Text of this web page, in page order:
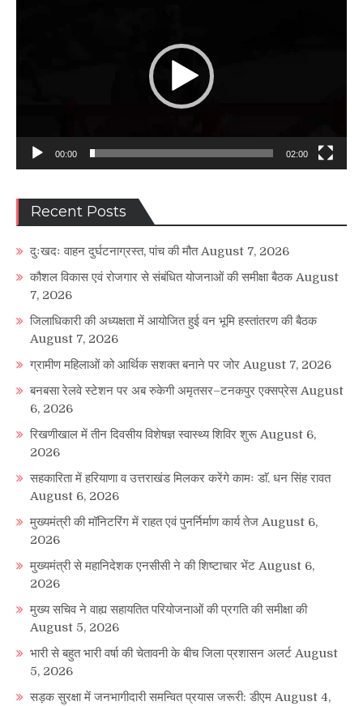
00:00 02:00
Recent Posts
दुःखदः वाहन दुर्घटनाग्रस्त, पांच की मौत August 7, 2026
कौशल विकास एवं रोजगार से संबंधित योजनाओं की समीक्षा बैठक August
7, 2026
जिलाधिकारी की अध्यक्षता में आयोजित हुई वन भूमि हस्तांतरण की बैठक
August 7, 2026
ग्रामीण महिलाओं को आर्थिक सशक्त बनाने पर जोर August 7, 2026
बनबसा रेलवे स्टेशन पर अब रुकेगी अमृतसर–टनकपुर एक्सप्रेस August
6, 2026
रिखणीखाल में तीन दिवसीय विशेषज्ञ स्वास्थ्य शिविर शुरू August 6,
2026
सहकारिता में हरियाणा व उत्तराखंड मिलकर करेंगे कामः डाॅ. धन सिंह रावत
August 6, 2026
मुख्यमंत्री की मॉनिटरिंग में राहत एवं पुनर्निर्माण कार्य तेज August 6,
2026
मुख्यमंत्री से महानिदेशक एनसीसी ने की शिष्टाचार भेंट August 6,
2026
मुख्य सचिव ने वाह्य सहायतित परियोजनाओं की प्रगति की समीक्षा की
August 5, 2026
भारी से बहुत भारी वर्षा की चेतावनी के बीच जिला प्रशासन अलर्ट August
5, 2026
सड़क सुरक्षा में जनभागीदारी समन्वित प्रयास जरूरी: डीएम August 4,